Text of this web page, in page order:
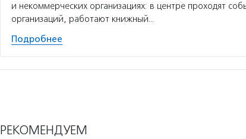
и некоммерческих организациях: в центре проходят
организаций, работают книжный…
Подробнее
РЕКОМЕНДУЕМ